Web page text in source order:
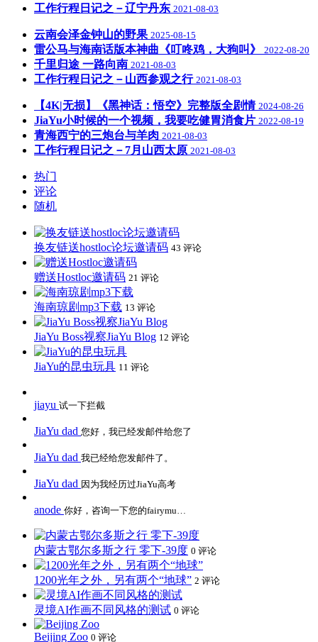
工作行程日记之－辽宁丹东 2021-08-03
云南会泽金钟山的野果 2025-08-15
雷公马与海南话版本神曲《叮咚鸡，大狗叫》 2022-08-20
千里归途 一路向南 2021-08-03
工作行程日记之－山西参观之行 2021-08-03
【4K|无损】《黑神话：悟空》完整版全剧情 2024-08-26
JiaYu小时候的一个视频，我要吃健胃消食片 2022-08-19
青海西宁的三炮台与羊肉 2021-08-03
工作行程日记之－7月山西太原 2021-08-03
热门
评论
随机
换友链送hostloc论坛邀请码 43 评论
赠送Hostloc邀请码 21 评论
海南琼剧mp3下载 13 评论
JiaYu Boss视察JiaYu Blog 12 评论
JiaYu的昆虫玩具 11 评论
jiayu 试一下拦截
JiaYu dad 您好，我已经发邮件给您了
JiaYu dad 我已经给您发邮件了。
JiaYu dad 因为我经历过JiaYu高考
anode 你好，咨询一下您的fairymu…
内蒙古鄂尔多斯之行 零下-39度 0 评论
1200光年之外，另有两个“地球” 2 评论
灵境AI作画不同风格的测试 0 评论
Beijing Zoo 0 评论